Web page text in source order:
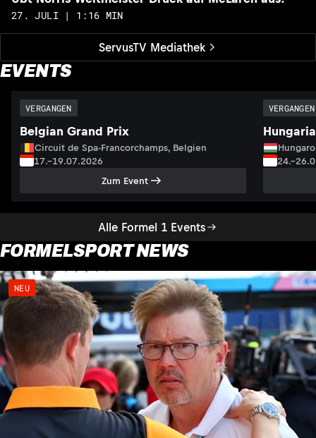
ServusTV Mediathek
27. JULI | 1:16 MIN
EVENTS
Alle Formel 1 Events
VERGANGEN
Belgian Grand Prix
Circuit de Spa-Francorchamps, Belgien
17.–19.07.2026
Zum Event
VERGANGEN
FORMELSPORT NEWS
NEU